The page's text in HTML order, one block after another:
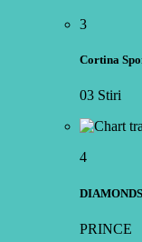
3
Cortina
03 Stiri
4
PRINCE